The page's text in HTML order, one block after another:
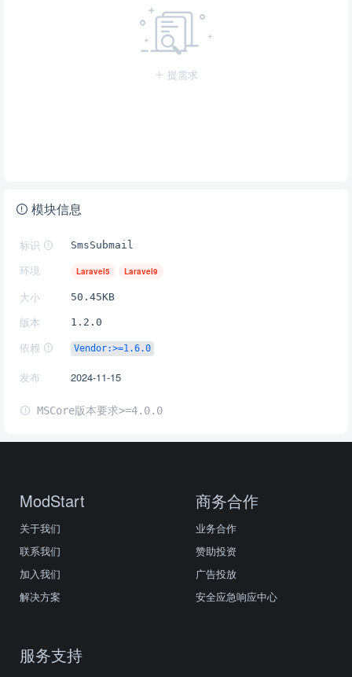
提需求
模块信息
标识 SmsSubmail
环境 Laravel5 Laravel9
大小 50.45KB
版本 1.2.0
依赖 Vendor:>=1.6.0
发布 2024-11-15
MSCore版本要求>=4.0.0
ModStart
关于我们
联系我们
加入我们
解决方案
商务合作
业务合作
赞助投资
广告投放
安全应急响应中心
服务支持